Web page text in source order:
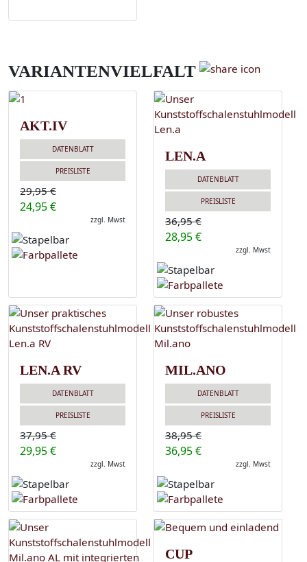
VARIANTENVIELFALT
AKT.IV
DATENBLATT
PREISLISTE
29,95 €
24,95 €
zzgl. Mwst
LEN.A
DATENBLATT
PREISLISTE
36,95 €
28,95 €
zzgl. Mwst
LEN.A RV
DATENBLATT
PREISLISTE
37,95 €
29,95 €
zzgl. Mwst
MIL.ANO
DATENBLATT
PREISLISTE
38,95 €
36,95 €
zzgl. Mwst
CUP